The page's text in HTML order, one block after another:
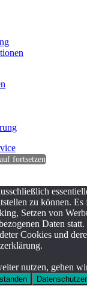
fortsetzen
zu können. Es
Setzen von
Daten
Cookies und
nutzen, gehen